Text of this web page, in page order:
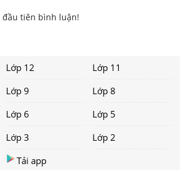
tiên bình luận!
Lớp 12
Lớp 11
Lớp 9
Lớp 8
Lớp 6
Lớp 5
Lớp 3
Lớp 2
Tải app